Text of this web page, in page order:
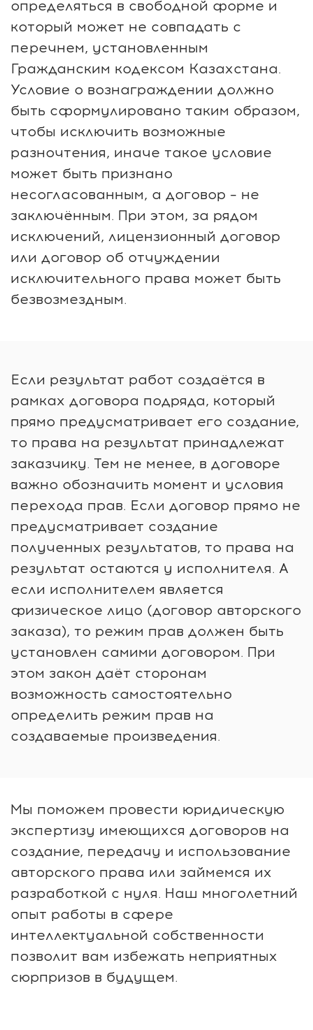
определяться в свободной форме и
который может не совпадать с
перечнем, установленным
Гражданским кодексом Казахстана.
Условие о вознаграждении должно
быть сформулировано таким образом,
чтобы исключить возможные
разночтения, иначе такое условие
может быть признано
несогласованным, а договор – не
заключённым. При этом, за рядом
исключений, лицензионный договор
или договор об отчуждении
исключительного права может быть
безвозмездным.
Если результат работ создаётся в
рамках договора подряда, который
прямо предусматривает его создание,
то права на результат принадлежат
заказчику. Тем не менее, в договоре
важно обозначить момент и условия
перехода прав. Если договор прямо не
предусматривает создание
полученных результатов, то права на
результат остаются у исполнителя. А
если исполнителем является
физическое лицо (договор авторского
заказа), то режим прав должен быть
установлен самими договором. При
этом закон даёт сторонам
возможность самостоятельно
определить режим прав на
создаваемые произведения.
Мы поможем провести юридическую
экспертизу имеющихся договоров на
создание, передачу и использование
авторского права или займемся их
разработкой с нуля. Наш многолетний
опыт работы в сфере
интеллектуальной собственности
позволит вам избежать неприятных
сюрпризов в будущем.